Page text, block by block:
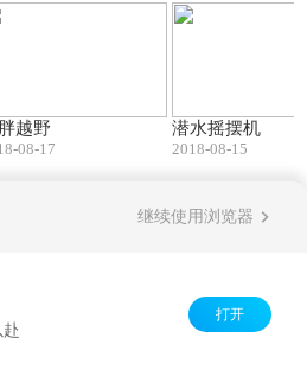
越野
08-17
潜水摇摆机
2018-08-15
继续使用浏览器
打开